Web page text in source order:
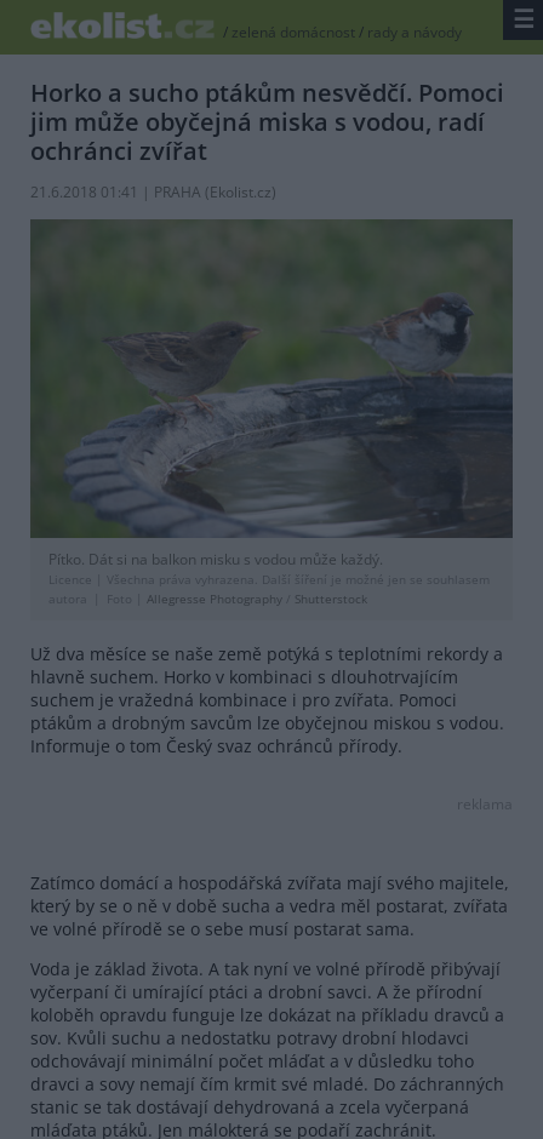
/ zelená domácnost/ rady a návody ☰
Horko a sucho ptákům nesvědčí. Pomoci
jim může obyčejná miska s vodou, radí
ochránci zvířat
21.6.2018 01:41 | PRAHA (Ekolist.cz)
Pítko. Dát si na balkon misku s vodou může každý.
Licence |
Všechna práva vyhrazena. Další šíření je možné jen se souhlasem
autora
Foto | Allegresse Photography Shutterstock
Už dva měsíce se naše země potýká s teplotními rekordy a
hlavně suchem. Horko v kombinaci s dlouhotrvajícím
suchem je vražedná kombinace i pro zvířata. Pomoci
ptákům a drobným savcům lze obyčejnou miskou s vodou.
Informuje o tom Český svaz ochránců přírody.
reklama
Zatímco domácí a hospodářská zvířata mají svého majitele,
který by se o ně v době sucha a vedra měl postarat, zvířata
ve volné přírodě se o sebe musí postarat sama.
Voda je základ života. A tak nyní ve volné přírodě přibývají
vyčerpaní či umírající ptáci a drobní savci. A že přírodní
koloběh opravdu funguje lze dokázat na příkladu dravců a
sov. Kvůli suchu a nedostatku potravy drobní hlodavci
odchovávají minimální počet mláďat a v důsledku toho
dravci a sovy nemají čím krmit své mladé. Do záchranných
stanic se tak dostávají dehydrovaná a zcela vyčerpaná
mláďata ptáků. Jen málokterá se podaří zachránit.